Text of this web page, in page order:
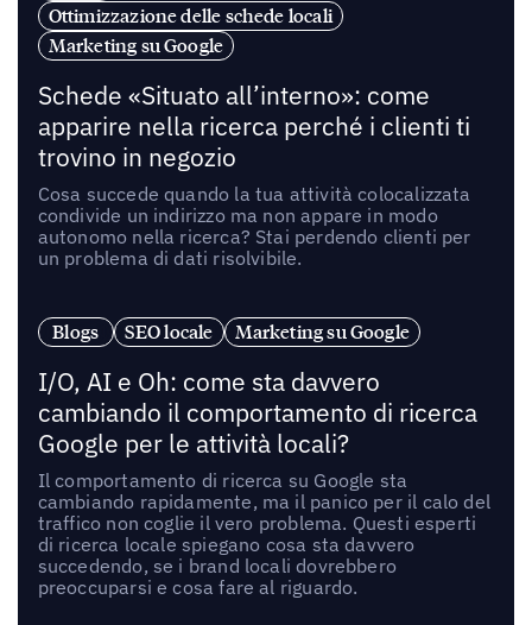
Ottimizzazione delle schede locali
Marketing su Google
Schede «Situato all’interno»: come
apparire nella ricerca perché i clienti ti
trovino in negozio
Cosa succede quando la tua attività colocalizzata
condivide un indirizzo ma non appare in modo
autonomo nella ricerca? Stai perdendo clienti per
un problema di dati risolvibile.
Blogs SEO locale Marketing su Google
I/O, AI e Oh: come sta davvero
cambiando il comportamento di ricerca
Google per le attività locali?
Il comportamento di ricerca su Google sta
cambiando rapidamente, ma il panico per il calo del
traffico non coglie il vero problema. Questi esperti
di ricerca locale spiegano cosa sta davvero
succedendo, se i brand locali dovrebbero
preoccuparsi e cosa fare al riguardo.